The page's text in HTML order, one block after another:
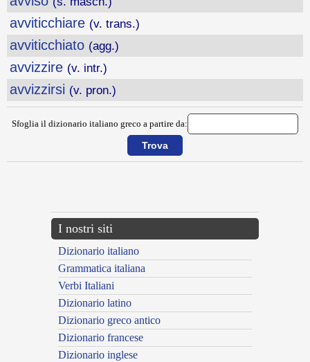
avviticchiare (v. trans.)
avviticchiato (agg.)
avvizzire (v. intr.)
avvizzirsi (v. pron.)
Sfoglia il dizionario italiano greco a partire da:
I nostri siti
Dizionario italiano
Grammatica italiana
Verbi Italiani
Dizionario latino
Dizionario greco antico
Dizionario francese
Dizionario inglese